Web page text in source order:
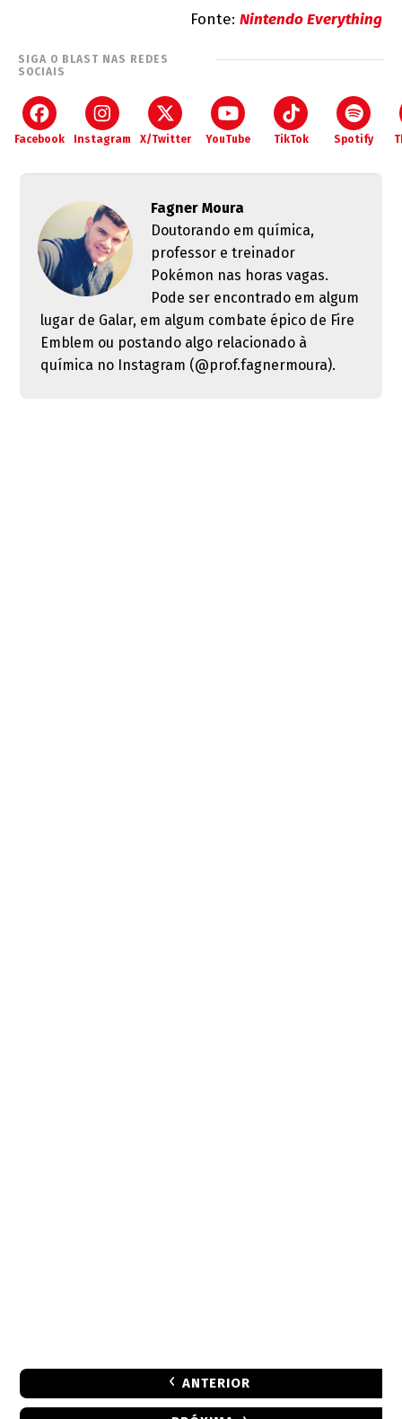
Fonte: Nintendo Everything
SIGA O BLAST NAS REDES
SOCIAIS
Facebook Instagram X/Twitter YouTube TikTok Spotify
Fagner Moura
Doutorando em química,
professor e treinador
Pokémon nas horas vagas.
Pode ser encontrado em algum
lugar de Galar, em algum combate épico de Fire
Emblem ou postando algo relacionado à
química no Instagram (@prof.fagnermoura).
ANTERIOR